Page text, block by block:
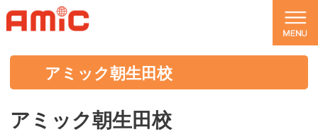
アミック朝生田校
アミック朝生田校